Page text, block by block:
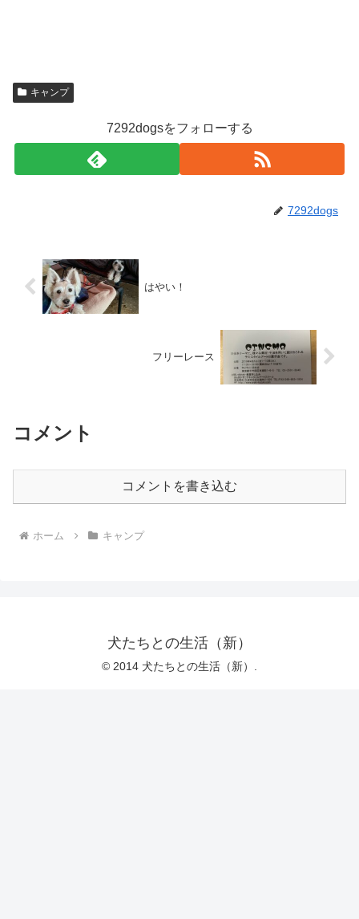
キャンプ
7292dogsをフォローする
7292dogs
はやい！
フリーレース
コメント
コメントを書き込む
ホーム キャンプ
犬たちとの生活（新）
© 2014 犬たちとの生活（新）.